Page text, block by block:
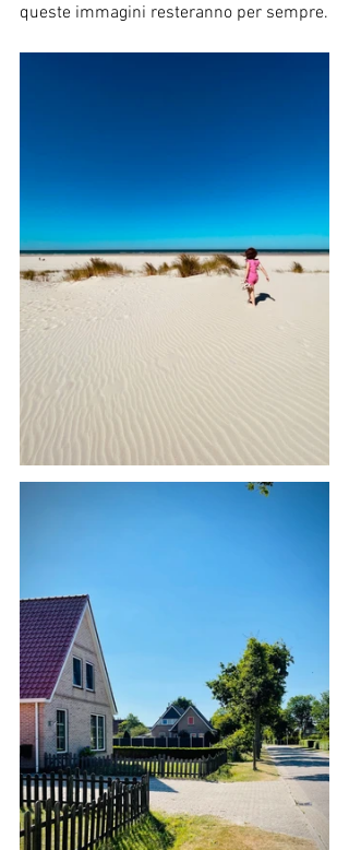
queste immagini resteranno per sempre.